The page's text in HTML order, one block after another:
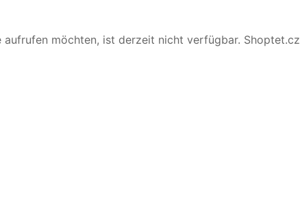
aufrufen möchten, ist derzeit nicht verfügbar. Shoptet.cz